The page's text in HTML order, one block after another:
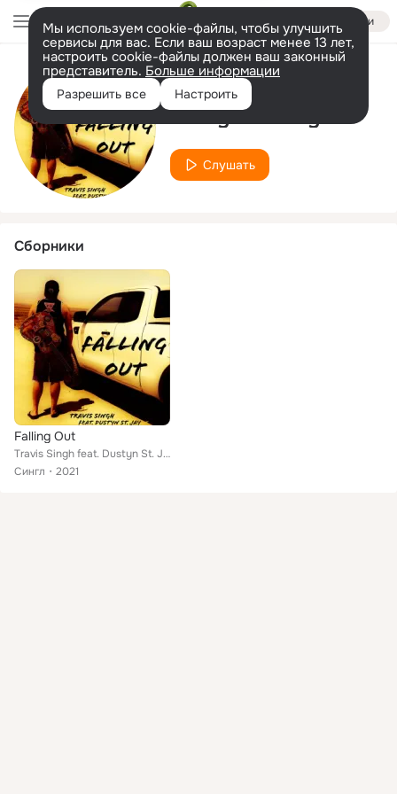
Войти
Мы используем cookie-файлы, чтобы улучшить
сервисы для вас. Если ваш возраст менее 13 лет,
настроить cookie-файлы должен ваш законный
представитель. Больше информации
Разрешить все Настроить
Исполнитель
Dustyn St. Jay
Слушать
Сборники
Falling Out
Travis Singh feat. Dustyn St. Jay
Сингл
2021